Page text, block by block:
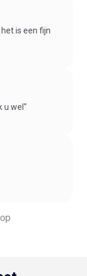
is een fijn
u wel"